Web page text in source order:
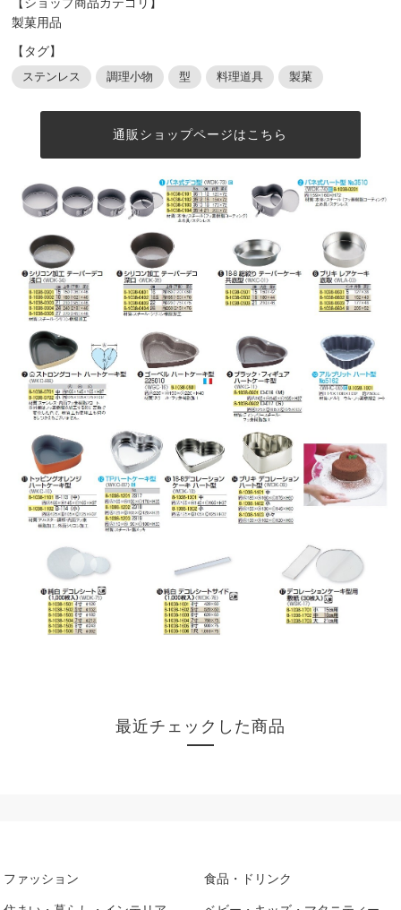
製菓用品
【タグ】
ステンレス 調理小物 型 料理道具 製菓
通販ショップページはこちら
最近チェックした商品
ファッション 食品・ドリンク